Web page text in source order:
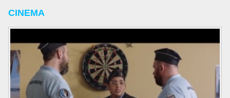
CINEMA